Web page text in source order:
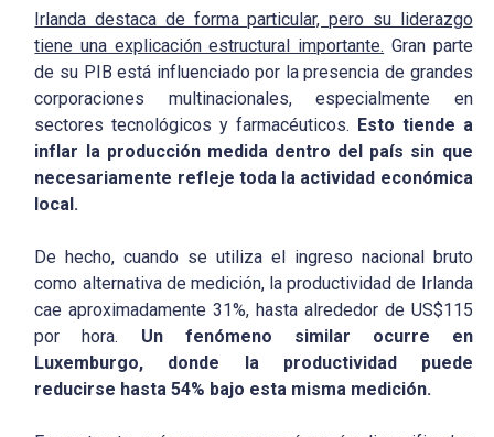
Irlanda destaca de forma particular, pero su liderazgo
tiene una explicación estructural importante. Gran parte
de su PIB está influenciado por la presencia de grandes
corporaciones multinacionales, especialmente en
sectores tecnológicos y farmacéuticos. Esto tiende a
inflar la producción medida dentro del país sin que
necesariamente refleje toda la actividad económica
local.
De hecho, cuando se utiliza el ingreso nacional bruto
como alternativa de medición, la productividad de Irlanda
cae aproximadamente 31%, hasta alrededor de US$115
por hora. Un fenómeno similar ocurre en
Luxemburgo, donde la productividad puede
reducirse hasta 54% bajo esta misma medición.